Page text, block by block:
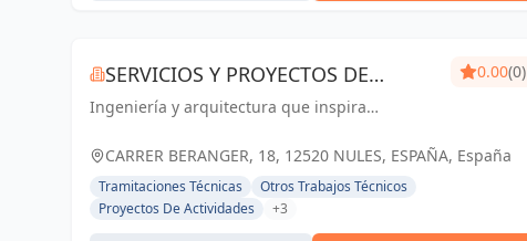
SERVICIOS Y PROYECTOS DE
INGENIERÍA
Ingeniería y arquitectura que inspira
Soluciones a medida en Castellón y Nules.
0.00(0)
CARRER BERANGER, 18, 12520 NULES, ESPAÑA, España
Tramitaciones Técnicas
Otros Trabajos Técnicos
Proyectos De Actividades
+3